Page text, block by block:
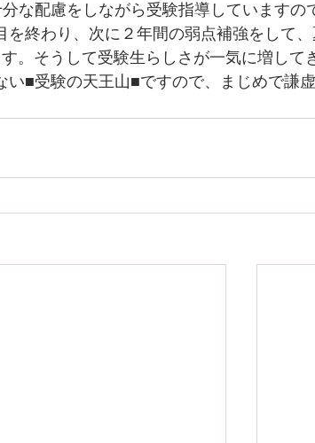
な配慮をしながら受験指導していますの
を終わり、次に２年間の弱点補強をして
。そうして受験生らしさが一気に増して
い■受験の天王山■ですので、まじめで謙